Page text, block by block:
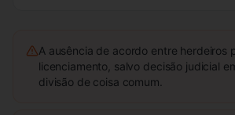
A ausência de acordo entre herdeiros
licenciamento, salvo decisão judicial
divisão de coisa comum.